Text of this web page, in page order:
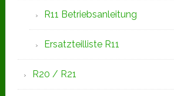
R11 Betriebsanleitung
Ersatzteilliste R11
R20 / R21